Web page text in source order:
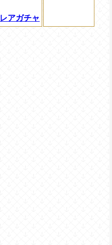
レアガチャ